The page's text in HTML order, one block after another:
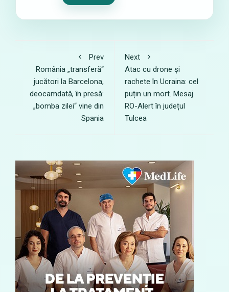
Prev
România „transferă“
jucători la Barcelona,
deocamdată, în presă:
„bomba zilei“ vine din
Spania
Next
Atac cu drone și
rachete în Ucraina: cel
puțin un mort. Mesaj
RO-Alert în județul
Tulcea